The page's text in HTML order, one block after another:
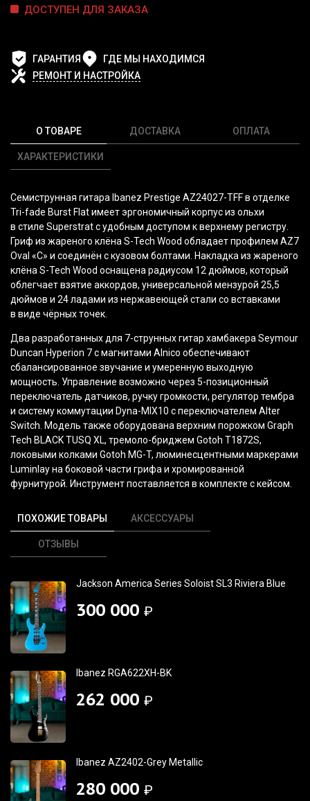
ДОСТУПЕН ДЛЯ ЗАКАЗА
ГАРАНТИЯ
ГДЕ МЫ НАХОДИМСЯ
РЕМОНТ И НАСТРОЙКА
О ТОВАРЕ
ХАРАКТЕРИСТИКИ
ДОСТАВКА ОПЛАТА
Семиструнная гитара Ibanez Prestige AZ24027-TFF в отделке
Tri-fade Burst Flat имеет эргономичный корпус из ольхи
в стиле Superstrat с удобным доступом к верхнему регистру.
Гриф из жареного клёна S-Tech Wood обладает профилем AZ7
Oval «C» и соединён с кузовом болтами. Накладка из жареного
клёна S-Tech Wood оснащена радиусом 12 дюймов, который
облегчает взятие аккордов, универсальной мензурой 25,5
дюймов и 24 ладами из нержавеющей стали со вставками
в виде чёрных точек.
Два разработанных для 7-струнных гитар хамбакера Seymour
Duncan Hyperion 7 с магнитами Alnico обеспечивают
сбалансированное звучание и умеренную выходную
мощность. Управление возможно через 5-позиционный
переключатель датчиков, ручку громкости, регулятор тембра
и систему коммутации Dyna-MIX10 с переключателем Alter
Switch. Модель также оборудована верхним порожком Graph
Tech BLACK TUSQ XL, тремоло-бриджем Gotoh T1872S,
локовыми колками Gotoh MG-T, люминесцентными маркерами
Luminlay на боковой части грифа и хромированной
фурнитурой. Инструмент поставляется в комплекте с кейсом.
ПОХОЖИЕ ТОВАРЫ АКСЕССУАРЫ
ОТЗЫВЫ
Jackson America Series Soloist SL3 Riviera Blue
300 000 ₽
Ibanez RGA622XH-BK
262 000 ₽
Ibanez AZ2402-Grey Metallic
280 000 ₽